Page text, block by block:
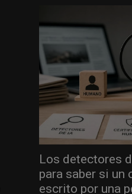
Los detectores
para saber si un
escrito por una